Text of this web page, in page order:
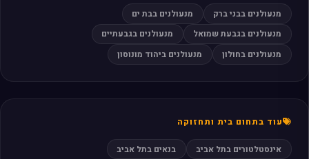
מנעולנים בבני ברק
מנעולנים בבת ים
מנעולנים בגבעת שמואל
מנעולנים בגבעתיים
מנעולנים בחולון
מנעולנים ביהוד מונוסון
עוד בתחום בית ותחזוקה
אינסטלטורים בתל אביב
בנאים בתל אביב